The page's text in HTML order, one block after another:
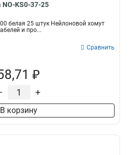
NO-KS0-37-25
белая 25 штук Нейлоновой хомут
и про...
Сравнить
₽
+
В корзину